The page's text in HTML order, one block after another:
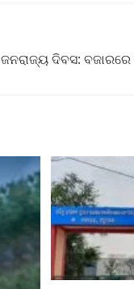
ଜନରାଜ୍ୟ ଦିବସ: ବଜାରରେ